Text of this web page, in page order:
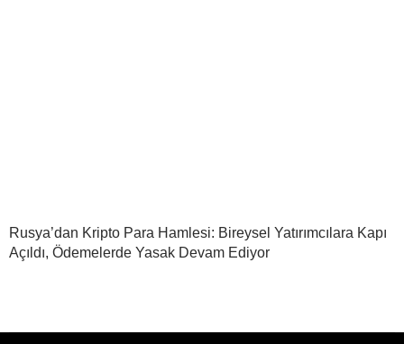
Rusya’dan Kripto Para Hamlesi: Bireysel Yatırımcılara Kapı
Açıldı, Ödemelerde Yasak Devam Ediyor